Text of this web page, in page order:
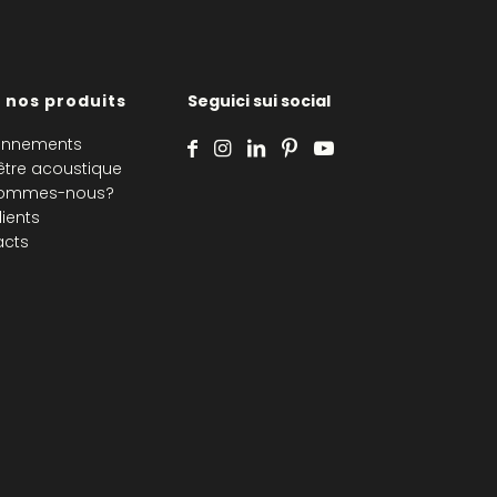
nos produits
acoustique
nous?
Seguici sui social